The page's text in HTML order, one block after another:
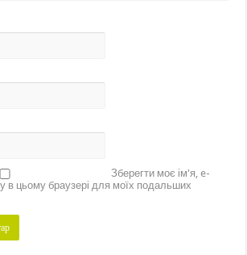
Зберегти моє ім'я, e-
в цьому браузері для моїх подальших